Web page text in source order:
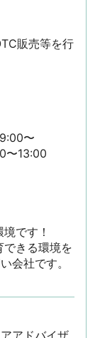
販売等を行
〜
〜13:00
です！
できる環境を
会社です。
アドバイザ